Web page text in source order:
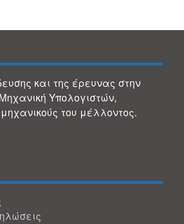
και της έρευνας στην
Υπολογιστών,
του μέλλοντος.